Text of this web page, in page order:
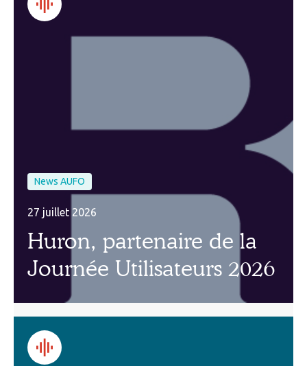
News AUFO
27 juillet 2026
Huron, partenaire de la
Journée Utilisateurs 2026